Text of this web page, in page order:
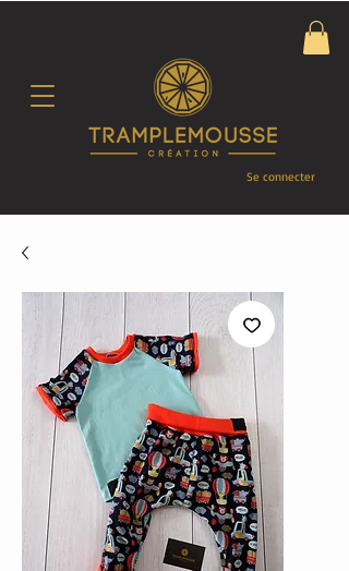
Se connecter